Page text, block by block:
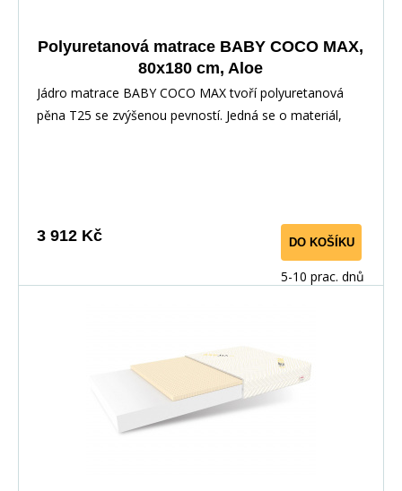
Polyuretanová matrace BABY COCO MAX,
80x180 cm, Aloe
Jádro matrace BABY COCO MAX tvoří polyuretanová
pěna T25 se zvýšenou pevností. Jedná se o materiál,
3 912 Kč DO KOŠÍKU
5-10 prac. dnů